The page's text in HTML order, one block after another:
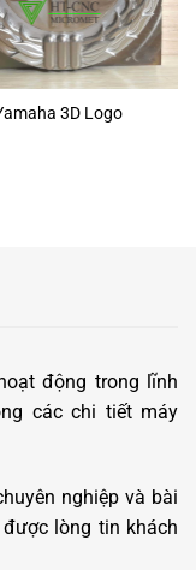
3D Logo
động trong lĩnh
các chi tiết máy
nghiệp và bài
lòng tin khách